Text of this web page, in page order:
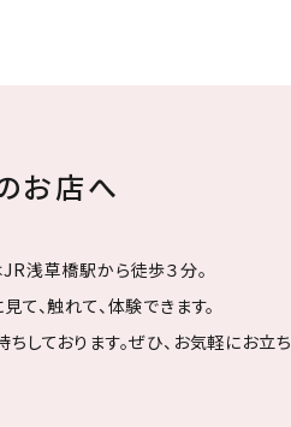
お店へ
浅草橋駅から徒歩３分。
て、触れて、体験できます。
しております。ぜひ、お気軽にお立